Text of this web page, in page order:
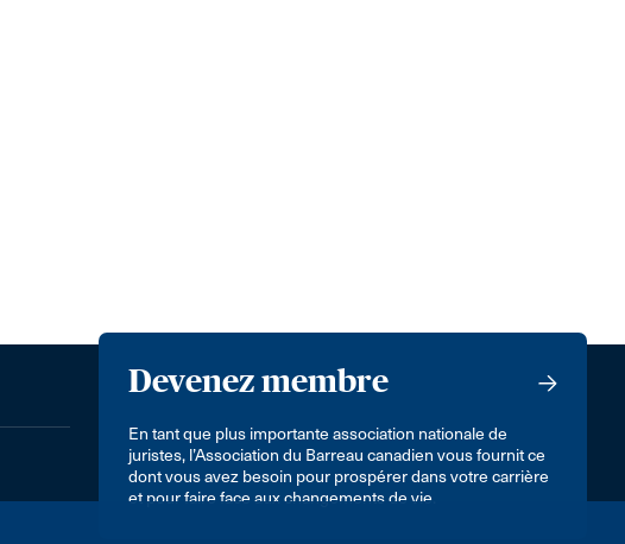
Devenez membre
En tant que plus importante association nationale de
juristes, l’Association du Barreau canadien vous fournit ce
dont vous avez besoin pour prospérer dans votre carrière
et pour faire face aux changements de vie.